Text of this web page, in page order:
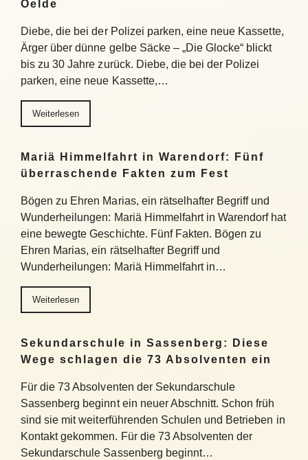
Oelde
Diebe, die bei der Polizei parken, eine neue Kassette,
Ärger über dünne gelbe Säcke – „Die Glocke“ blickt
bis zu 30 Jahre zurück. Diebe, die bei der Polizei
parken, eine neue Kassette,…
Weiterlesen
Mariä Himmelfahrt in Warendorf: Fünf
überraschende Fakten zum Fest
Bögen zu Ehren Marias, ein rätselhafter Begriff und
Wunderheilungen: Mariä Himmelfahrt in Warendorf hat
eine bewegte Geschichte. Fünf Fakten. Bögen zu
Ehren Marias, ein rätselhafter Begriff und
Wunderheilungen: Mariä Himmelfahrt in…
Weiterlesen
Sekundarschule in Sassenberg: Diese
Wege schlagen die 73 Absolventen ein
Für die 73 Absolventen der Sekundarschule
Sassenberg beginnt ein neuer Abschnitt. Schon früh
sind sie mit weiterführenden Schulen und Betrieben in
Kontakt gekommen. Für die 73 Absolventen der
Sekundarschule Sassenberg beginnt…